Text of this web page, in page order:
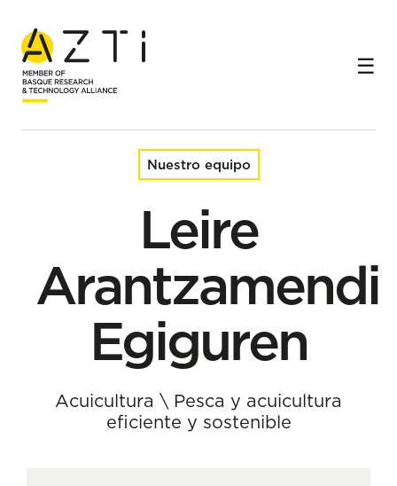
Inicio Equipo Leire Arantzamendi Egiguren
Nuestro equipo
Leire
Arantzamendi
Egiguren
Acuicultura \ Pesca y acuicultura
eficiente y sostenible